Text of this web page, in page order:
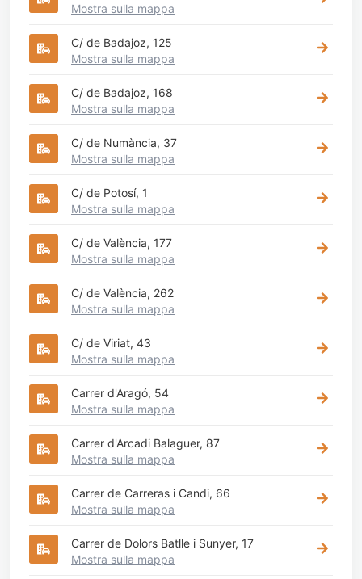
Mostra sulla mappa
C/ de Badajoz, 125
Mostra sulla mappa
C/ de Badajoz, 168
Mostra sulla mappa
C/ de Numància, 37
Mostra sulla mappa
C/ de Potosí, 1
Mostra sulla mappa
C/ de València, 177
Mostra sulla mappa
C/ de València, 262
Mostra sulla mappa
C/ de Viriat, 43
Mostra sulla mappa
Carrer d'Aragó, 54
Mostra sulla mappa
Carrer d'Arcadi Balaguer, 87
Mostra sulla mappa
Carrer de Carreras i Candi, 66
Mostra sulla mappa
Carrer de Dolors Batlle i Sunyer, 17
Mostra sulla mappa